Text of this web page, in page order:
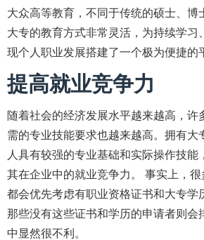
大众高等教育，不同于传统的硕士、博
大专的教育方式非常灵活，为持续学习
现个人职业发展搭建了一个极为便捷的
提高就业竞争力
随着社会的经济发展水平越来越高，许
需的专业技能要求也越来越高。拥有大
人具有较强的专业基础和实际操作技能
其在企业中的就业竞争力。 事实上，
都会优先考虑有职业资格证书和大专学
那些没有这些证书和学历的申请者则会
中显然很不利。